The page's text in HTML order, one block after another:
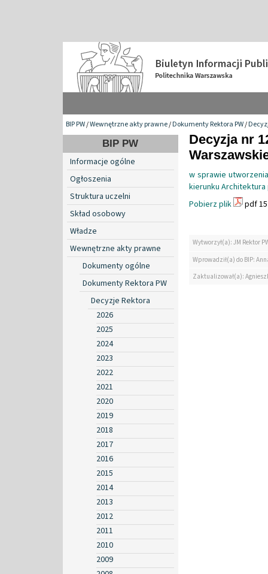
BIP PW/Wewnętrzne akty prawne/Dokumenty Rektora PW/
BIP PW
Informacje ogólne
Ogłoszenia
Struktura uczelni
Skład osobowy
Władze
Wewnętrzne akty prawne
Dokumenty ogólne
Dokumenty Rektora PW
Decyzje Rektora
2026
2025
2024
2023
2022
2021
2020
2019
2018
2017
2016
2015
2014
2013
2012
2011
2010
2009
Decyzja nr
w sprawie
kierunku
Pobierz plik
pdf
Wytworzył(a): JM Rektor
Wprowadził(a) do BIP:
Zaktualizował(a):